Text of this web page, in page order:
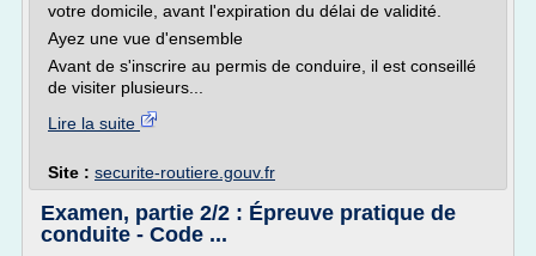
votre domicile, avant l'expiration du délai de validité.
Ayez une vue d'ensemble
Avant de s'inscrire au permis de conduire, il est conseillé
de visiter plusieurs...
Lire la suite
Site : securite-routiere.gouv.fr
Examen, partie 2/2 : Épreuve pratique de
conduite - Code ...